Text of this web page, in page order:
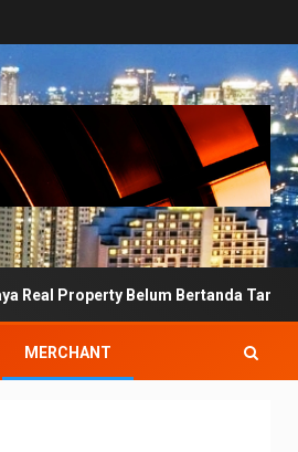
Belum Bertanda Tangan
MERCHANT